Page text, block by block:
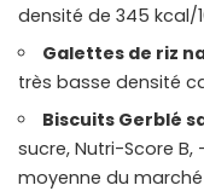
densité de 345 kcal/
Galettes de riz
très basse densité
Biscuits Gerblé
sucre, Nutri-Score B,
moyenne du marché